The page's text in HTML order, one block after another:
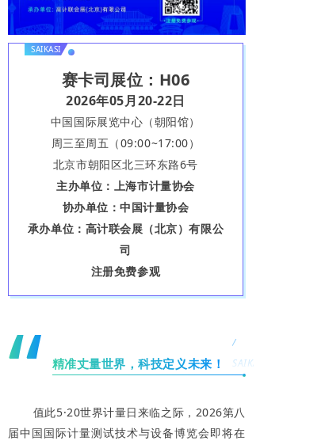
SAIKASI
赛卡司展位：H06
2026年05月20-22日
中国国际展览中心（朝阳馆）
周三至周五（09:00~17:00）
北京市朝阳区北三环东路6号
主办单位：上海市计量协会
协办单位：中国计量协会
承办单位：高计联会展（北京）有限公
司
注册免费参观
“ 精准丈量世界，科技定义未来！
/
SAIKASI
值此5·20世界计量日来临之际，2026第八
届中国国际计量测试技术与设备博览会即将在